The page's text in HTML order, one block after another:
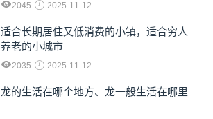
2045 2025-11-12
适合长期居住又低消费的小镇，适合穷人
养老的小城市
2035 2025-11-12
龙的生活在哪个地方、龙一般生活在哪里